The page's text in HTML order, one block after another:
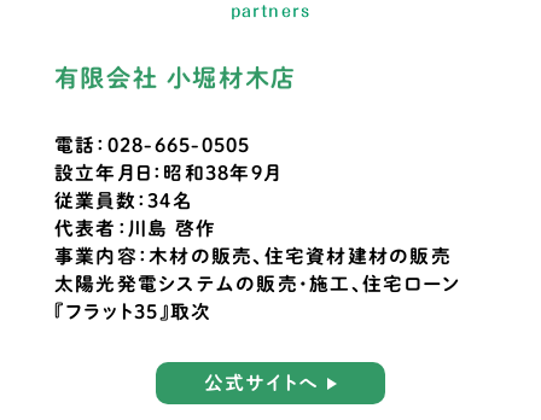
partners
有限会社 小堀材木店
電話：028-665-0505
設立年月日：昭和38年9月
従業員数：34名
代表者：川島 啓作
事業内容：木材の販売、住宅資材建材の販売
太陽光発電システムの販売・施工、住宅ローン
『フラット35』取次
公式サイトへ